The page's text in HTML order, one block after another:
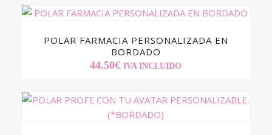
POLAR FARMACIA PERSONALIZADA EN
BORDADO
44.50€ IVA INCLUIDO